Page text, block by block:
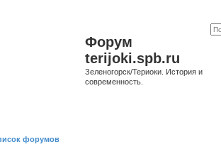
Форум
terijoki.spb.ru
Зеленогорск/Териоки. История и
современность.
форумов